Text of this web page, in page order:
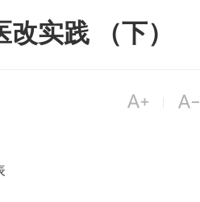
实践 （下）
 